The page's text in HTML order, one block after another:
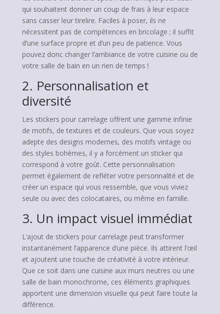
qui souhaitent donner un coup de frais à leur espace
sans casser leur tirelire. Faciles à poser, ils ne
nécessitent pas de compétences en bricolage ; il suffit
d’une surface propre et d’un peu de patience. Vous
pouvez donc changer l’ambiance de votre cuisine ou de
votre salle de bain en un rien de temps !
2. Personnalisation et
diversité
Les stickers pour carrelage offrent une gamme infinie
de motifs, de textures et de couleurs. Que vous soyez
adepte des designs modernes, des motifs vintage ou
des styles bohèmes, il y a forcément un sticker qui
correspond à votre goût. Cette personnalisation
permet également de refléter votre personnalité et de
créer un espace qui vous ressemble, que vous viviez
seule ou avec des colocataires, ou même en famille.
3. Un impact visuel immédiat
L’ajout de stickers pour carrelage peut transformer
instantanément l’apparence d’une pièce. Ils attirent l’œil
et ajoutent une touche de créativité à votre intérieur.
Que ce soit dans une cuisine aux murs neutres ou une
salle de bain monochrome, ces éléments graphiques
apportent une dimension visuelle qui peut faire toute la
différence.